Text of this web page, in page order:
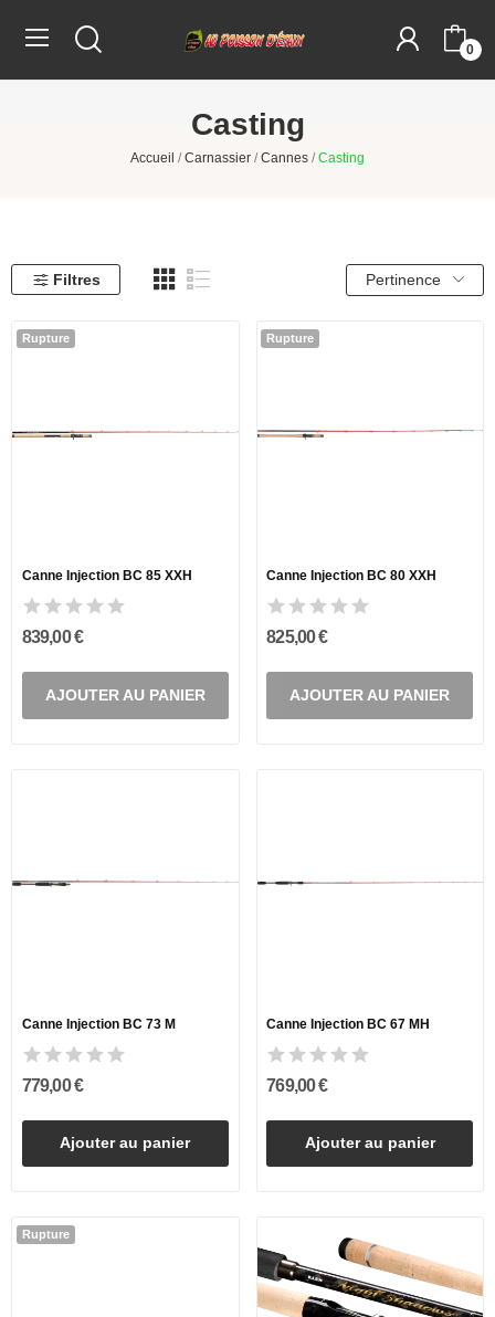
0
Casting
Accueil Carnassier Cannes Casting
Filtres Pertinence
Rupture
Canne Injection BC 85 XXH
839,00 €
AJOUTER AU PANIER
Rupture
Canne Injection BC 80 XXH
825,00 €
AJOUTER AU PANIER
Canne Injection BC 73 M
779,00 €
Ajouter au panier
Canne Injection BC 67 MH
769,00 €
Ajouter au panier
Rupture